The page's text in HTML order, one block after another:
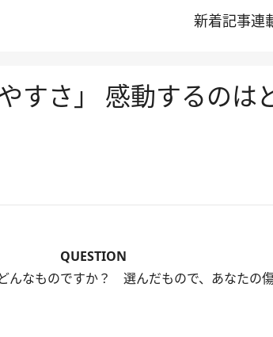
新着記事連
すさ」 感動するのは
QUESTION
なものですか？ 選んだもので、あなたの傷